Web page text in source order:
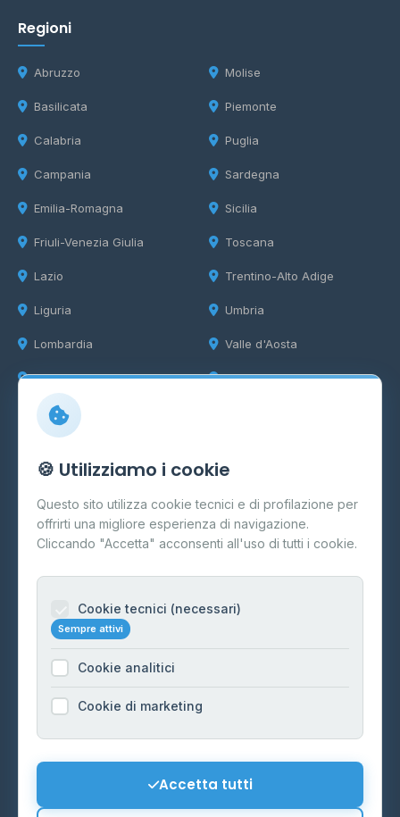
Regioni
Abruzzo
Basilicata
Calabria
Campania
Emilia-Romagna
Friuli-Venezia Giulia
Lazio
Liguria
Lombardia
Marche
Molise
Piemonte
Puglia
Sardegna
Sicilia
Toscana
Trentino-Alto Adige
Umbria
Valle d'Aosta
Veneto
Info
Cos'è il GPL
FAQ
Contatti
Informazioni legali
Cookie Policy
Preferenze Cookie
Mappa del sito
🍪 Utilizziamo i cookie
Questo sito utilizza cookie tecnici e di profilazione per
offrirti una migliore esperienza di navigazione.
Cliccando "Accetta" acconsenti all'uso di tutti i cookie.
Cookie tecnici (necessari)
Sempre attivi
Cookie analitici
Cookie di marketing
Accetta tutti